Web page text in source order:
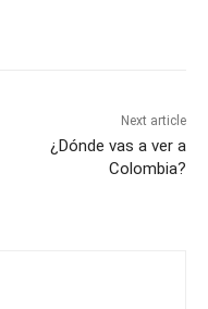
Next article
¿Dónde vas a ver a
Colombia?